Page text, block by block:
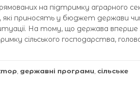
на підтримку аграрного
які приносять у бюджет держави
На тому, що держава
сільського господарства,
державні програми сільське